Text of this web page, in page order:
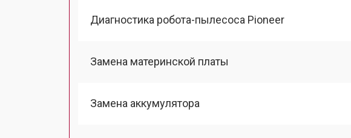
Диагностика робота-пылесоса Pioneer
Замена материнской платы
Замена аккумулятора